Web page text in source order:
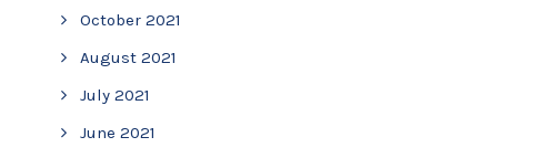
October 2021
August 2021
July 2021
June 2021